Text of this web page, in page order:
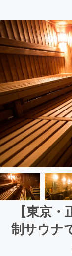
【東京
制サウナ